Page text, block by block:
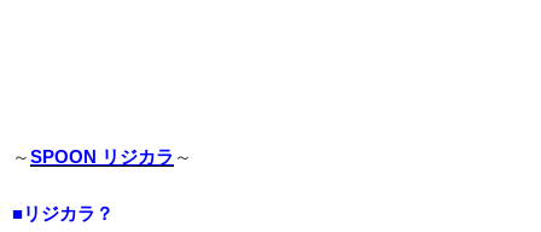
～SPOON リジカラ ～
■リジカラ？